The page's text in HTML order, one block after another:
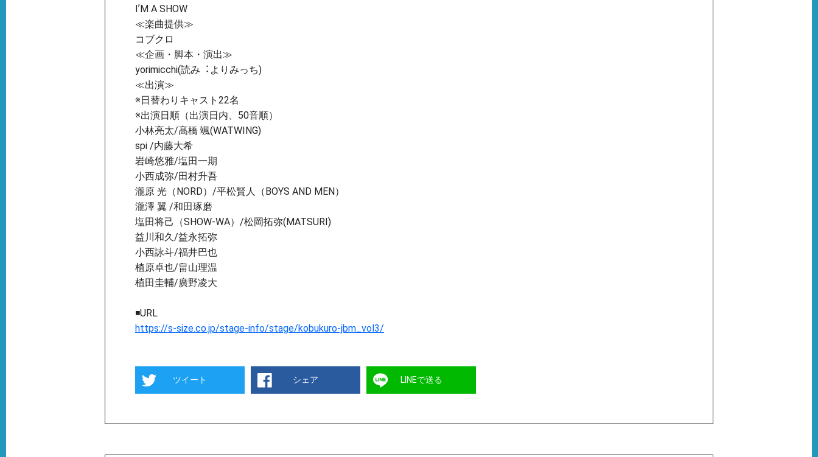
IʼM A SHOW
≪楽曲提供≫
コブクロ
≪企画・脚本・演出≫
yorimicchi(読み︓よりみっち)
≪出演≫
※⽇替わりキャスト22名
※出演⽇順（出演⽇内、50⾳順）
⼩林亮太/髙橋 颯(WATWING)
spi /内藤⼤希
岩崎悠雅/塩⽥⼀期
⼩⻄成弥/⽥村升吾
瀧原 光（NORD）/平松賢⼈（BOYS AND MEN）
瀧澤 翼 /和⽥琢磨
塩⽥将⼰（SHOW-WA）/松岡拓弥(MATSURI)
益川和久/益永拓弥
⼩⻄詠⽃/福井巴也
植原卓也/畠⼭理温
植⽥圭輔/廣野凌⼤
◾️URL
https://s-size.co.jp/stage-info/stage/kobukuro-jbm_vol3/
ツイート シェア LINEで送る